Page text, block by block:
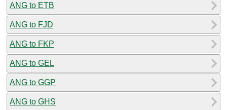
ANG to ETB
ANG to FJD
ANG to FKP
ANG to GEL
ANG to GGP
ANG to GHS